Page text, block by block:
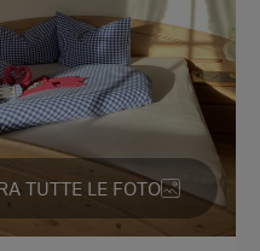
bici
agricola
TUTTE LE FOTO